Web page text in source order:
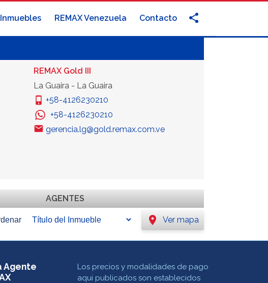
Inmuebles REMAX Venezuela Contacto
REMAX Gold III
La Guaira - La Guaira
+58-4126230210
+58-4126230210
gerencia.lg@gold.remax.com.ve
AGENTES
location_on Ver mapa
Agente
Los precios y modalidades de pago
aqui publicados son establecidos